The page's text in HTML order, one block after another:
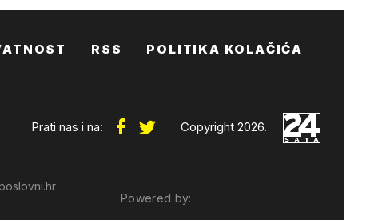
RSS POLITIKA KOLAČIĆA
Prati nas i na: Copyright 2026.
Powered by: